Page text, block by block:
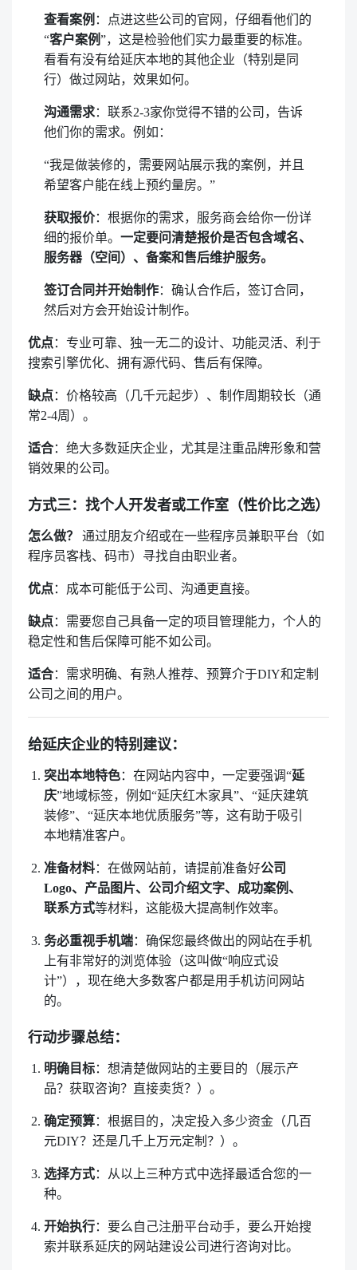
查看案例 ：点进这些公司的官网，仔细看他们的
“客户案例”，这是检验他们实力最重要的标准。
看看有没有给延庆本地的其他企业（特别是同
行）做过网站，效果如何。
沟通需求：联系2-3家你觉得不错的公司，告诉
他们你的需求。例如：
“我是做装修的，需要网站展示我的案例，并且
希望客户能在线上预约量房。”
获取报价：根据你的需求，服务商会给你一份详
细的报价单。 一定要问清楚报价是否包含域名、
服务器（空间）、备案和售后维护服务。
签订合同并开始制作：确认合作后，签订合同，
然后对方会开始设计制作。
优点：专业可靠、独一无二的设计、功能灵活、利于
搜索引擎优化、拥有源代码、售后有保障。
缺点：价格较高（几千元起步）、制作周期较长（通
常2-4周）。
适合：绝大多数延庆企业，尤其是注重品牌形象和营
销效果的公司。
方式三：找个人开发者或工作室（性价比之选）
怎么做？
通过朋友介绍或在一些程序员兼职平台（如
程序员客栈、码市）寻找自由职业者。
优点：成本可能低于公司、沟通更直接。
缺点：需要您自己具备一定的项目管理能力，个人的
稳定性和售后保障可能不如公司。
适合：需求明确、有熟人推荐、预算介于DIY和定制
公司之间的用户。
给延庆企业的特别建议：
突出本地特色：在网站内容中，一定要强调“延
庆”地域标签，例如“延庆红木家具”、“延庆建筑
装修”、“延庆本地优质服务”等，这有助于吸引
本地精准客户。
准备材料：在做网站前，请提前准备好公司
Logo、产品图片、公司介绍文字、成功案例、
联系方式等材料，这能极大提高制作效率。
务必重视手机端：确保您最终做出的网站在手机
上有非常好的浏览体验（这叫做“响应式设
计”），现在绝大多数客户都是用手机访问网站
的。
行动步骤总结：
明确目标：想清楚做网站的主要目的（展示产
品？获取咨询？直接卖货？）。
确定预算：根据目的，决定投入多少资金（几百
元DIY？还是几千上万元定制？）。
选择方式：从以上三种方式中选择最适合您的一
种。
开始执行：要么自己注册平台动手，要么开始搜
索并联系延庆的网站建设公司进行咨询对比。